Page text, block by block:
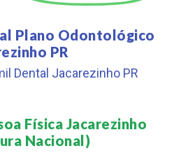
Plano Odontológico
PR
Dental Jacarezinho PR
Física Jacarezinho
Nacional)​